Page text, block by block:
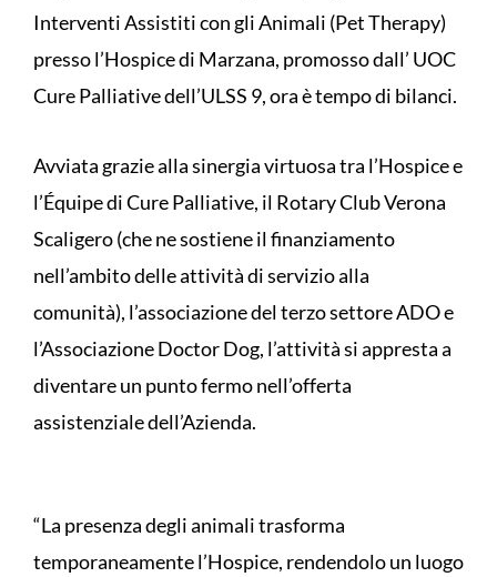
Interventi Assistiti con gli Animali (Pet Therapy)
presso l’Hospice di Marzana, promosso dall’ UOC
Cure Palliative dell’ULSS 9, ora è tempo di bilanci.
Avviata grazie alla sinergia virtuosa tra l’Hospice e
l’Équipe di Cure Palliative, il Rotary Club Verona
Scaligero (che ne sostiene il finanziamento
nell’ambito delle attività di servizio alla
comunità), l’associazione del terzo settore ADO e
l’Associazione Doctor Dog, l’attività si appresta a
diventare un punto fermo nell’offerta
assistenziale dell’Azienda.
“La presenza degli animali trasforma
temporaneamente l’Hospice, rendendolo un luogo